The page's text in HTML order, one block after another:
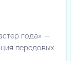
года» —
передовых